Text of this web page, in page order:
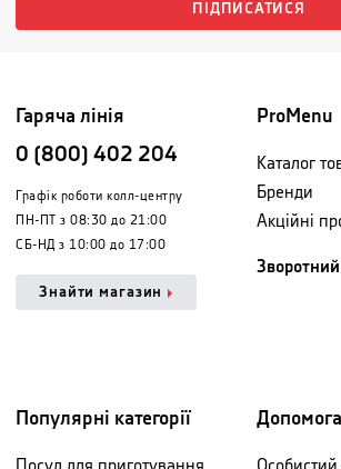
ПІДПИСАТИСЯ
Гаряча лінія
0 (800) 402 204
Графік роботи колл-центру
ПН-ПТ з 08:30 до 21:00
СБ-НД з 10:00 до 17:00
Знайти магазин
ProMenu
Каталог
Бренди
Акційні
Популярні категорії